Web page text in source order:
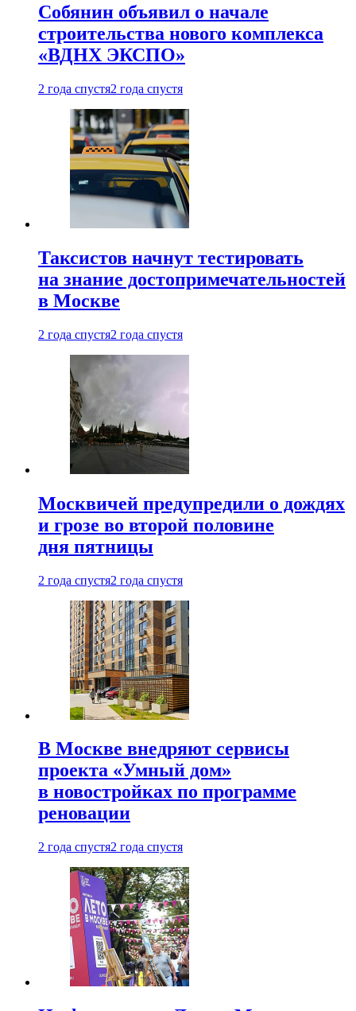
Собянин объявил о начале
строительства нового комплекса
«ВДНХ ЭКСПО»
2 года спустя2 года спустя
Таксистов начнут тестировать
на знание достопримечательностей
в Москве
2 года спустя2 года спустя
Москвичей предупредили о дождях
и грозе во второй половине
дня пятницы
2 года спустя2 года спустя
В Москве внедряют сервисы
проекта «Умный дом»
в новостройках по программе
реновации
2 года спустя2 года спустя